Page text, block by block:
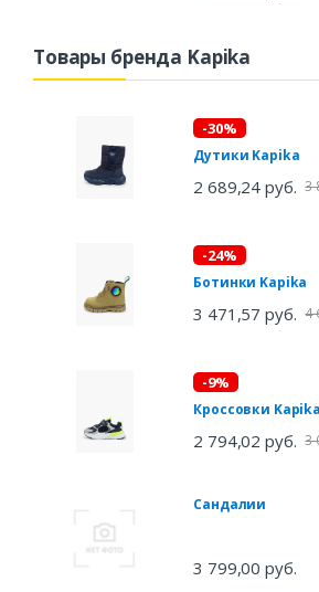
Товары бренда Kapika
-30%
Дутики Kapika
2 689,24 руб. 3
-24%
Ботинки Kapika
3 471,57 руб. 4
-9%
Кроссовки Kapika
2 794,02 руб. 3
Сандалии
3 799,00 руб.